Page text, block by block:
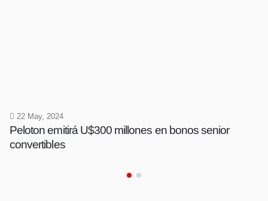
22 May, 2024
Peloton emitirá U$300 millones en bonos senior
convertibles